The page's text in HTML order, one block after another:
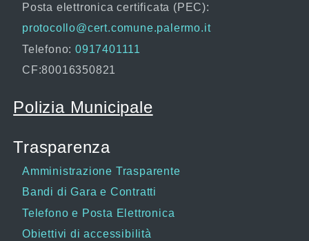
Posta elettronica certificata (PEC):
protocollo@cert.comune.palermo.it
Telefono: 0917401111
CF:80016350821
Polizia Municipale
Trasparenza
Amministrazione Trasparente
Bandi di Gara e Contratti
Telefono e Posta Elettronica
Obiettivi di accessibilità